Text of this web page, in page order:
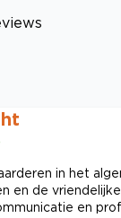
in het
en de
en